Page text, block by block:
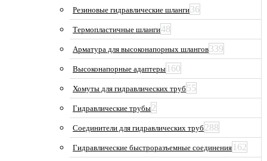
Резиновые гидравлические шланги36
Термопластичные шланги48
Арматура для высоконапорных шлангов339
Высоконапорные адаптеры 160
Хомуты для гидравлических труб 55
Гидравлические трубы2
Соединители для гидравлических труб 288
Гидравлические быстроразъемные соединения 162